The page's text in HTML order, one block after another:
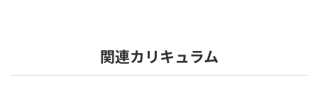
関連カリキュラム